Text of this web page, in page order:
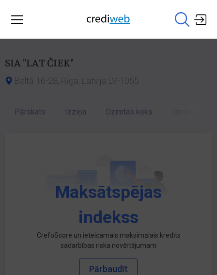
SIA "LAT ČIEK"
Baltā 16-28, Rīga, Latvija LV-1055
Pārskats Izziņa Dzimtas koks
Maksātspējas
indekss
CrefoScore un ieteicamais maksimālais kredīts
sadarbības riska novērtējumam
Pārbaudīt